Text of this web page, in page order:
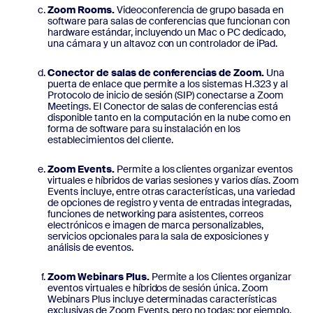
Zoom Rooms.Videoconferencia de grupo basada en
software para salas de conferencias que funcionan con
hardware estándar, incluyendo un Mac o PC dedicado,
una cámara y un altavoz con un controlador de iPad.
Conector de salas de conferencias de Zoom. Una
puerta de enlace que permite a los sistemas H.323 y al
Protocolo de inicio de sesión (SIP) conectarse a Zoom
Meetings. El Conector de salas de conferencias está
disponible tanto en la computación en la nube como en
forma de software para su instalación en los
establecimientos del cliente.
Zoom Events.Permite a los clientes organizar eventos
virtuales e híbridos de varias sesiones y varios días. Zoom
Events incluye, entre otras características, una variedad
de opciones de registro y venta de entradas integradas,
funciones de networking para asistentes, correos
electrónicos e imagen de marca personalizables,
servicios opcionales para la sala de exposiciones y
análisis de eventos.
Zoom Webinars Plus.Permite a los Clientes organizar
eventos virtuales e híbridos de sesión única. Zoom
Webinars Plus incluye determinadas características
exclusivas de Zoom Events, pero no todas; por ejemplo,